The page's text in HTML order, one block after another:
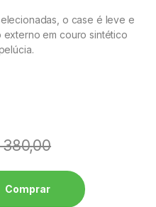
ROLAND
CASIO PX
SOPRO
o case é leve e
em couro sintético
Comprar